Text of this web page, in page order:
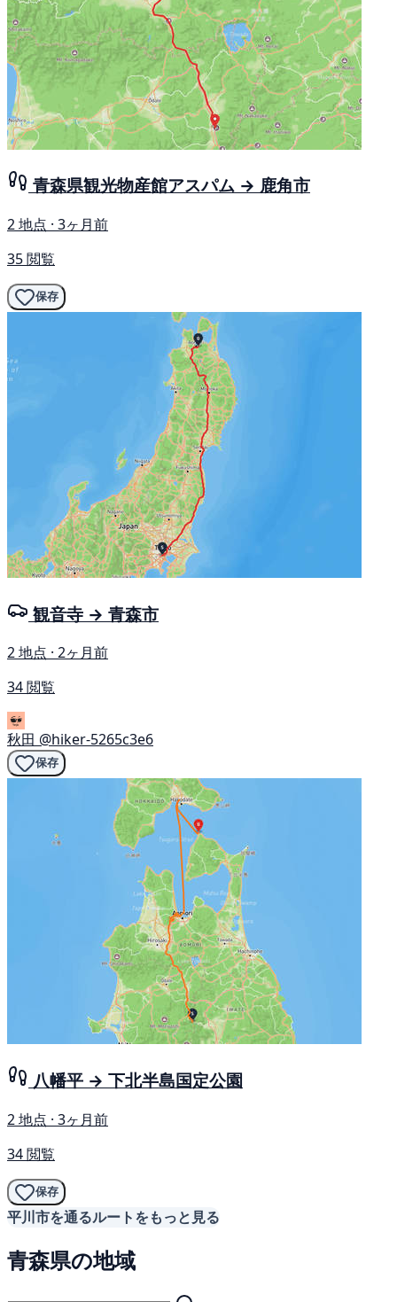
青森県観光物産館アスパム → 鹿角市
2 地点 · 3ヶ月前
35 閲覧
保存
観音寺 → 青森市
2 地点 · 2ヶ月前
34 閲覧
秋田 @hiker-5265c3e6
保存
八幡平 → 下北半島国定公園
2 地点 · 3ヶ月前
34 閲覧
保存
平川市を通るルートをもっと見る
青森県の地域